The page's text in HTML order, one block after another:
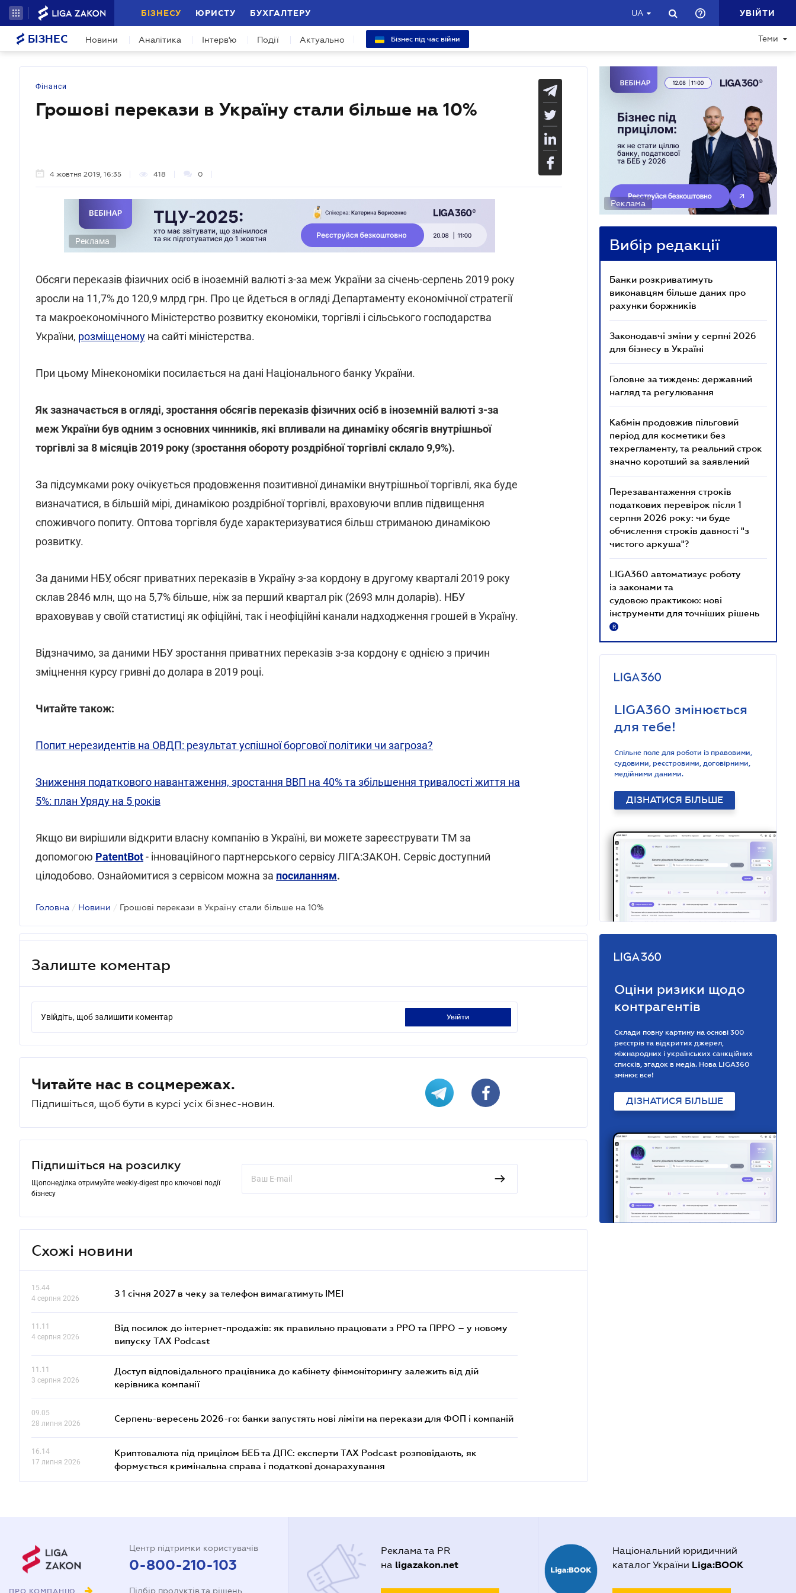
БІЗНЕСУ ЮРИСТУ БУХГАЛТЕРУ UA УВІЙТИ
БІЗНЕС Новини Аналітика Інтерв'ю Події Актуально Бізнес під час війни Теми
Фінанси
Грошові перекази в Україну стали більше на 10%
4 жовтня 2019, 16:35 418 0
Реклама
Обсяги переказів фізичних осіб в іноземній валюті з-за меж України за січень-серпень 2019 року
зросли на 11,7% до 120,9 млрд грн. Про це йдеться в огляді Департаменту економічної стратегії
та макроекономічного Міністерство розвитку економіки, торгівлі і сільського господарства
України, розміщеному на сайті міністерства.
При цьому Мінекономіки посилається на дані Національного банку України.
Як зазначається в огляді, зростання обсягів переказів фізичних осіб в іноземній валюті з-за
меж України був одним з основних чинників, які впливали на динаміку обсягів внутрішньої
торгівлі за 8 місяців 2019 року (зростання обороту роздрібної торгівлі склало 9,9%).
За підсумками року очікується продовження позитивної динаміки внутрішньої торгівлі, яка буде
визначатися, в більшій мірі, динамікою роздрібної торгівлі, враховуючи вплив підвищення
споживчого попиту. Оптова торгівля буде характеризуватися більш стриманою динамікою
розвитку.
За даними НБУ, обсяг приватних переказів в Україну з-за кордону в другому кварталі 2019 року
склав 2846 млн, що на 5,7% більше, ніж за перший квартал рік (2693 млн доларів). НБУ
враховував у своїй статистиці як офіційні, так і неофіційні канали надходження грошей в Україну.
Відзначимо, за даними НБУ зростання приватних переказів з-за кордону є однією з причин
зміцнення курсу гривні до долара в 2019 році.
Читайте також:
Попит нерезидентів на ОВДП: результат успішної боргової політики чи загроза?
Зниження податкового навантаження, зростання ВВП на 40% та збільшення тривалості життя на
5%: план Уряду на 5 років
Якщо ви вирішили відкрити власну компанію в Україні, ви можете зареєструвати ТМ за
допомогою PatentBot- інноваційного партнерського сервісу ЛІГА:ЗАКОН. Сервіс доступний
цілодобово. Ознайомитися з сервісом можна за посиланням.
Головна / Новини / Грошові перекази в Україну стали більше на 10%
Залиште коментар
Увійдіть, щоб залишити коментар увійти
Читайте нас в соцмережах.
Підпишіться, щоб бути в курсі усіх бізнес-новин.
Підпишіться на розсилку
Щопонеділка отримуйте weekly-digest про ключові події
бізнесу
Схожі новини
15.44
4 серпня 2026
З 1 січня 2027 в чеку за телефон вимагатимуть IMEI
11.11
4 серпня 2026
Від посилок до інтернет-продажів: як правильно працювати з РРО та ПРРО – у новому
випуску TAX Podcast
11.11
3 серпня 2026
Доступ відповідального працівника до кабінету фінмоніторингу залежить від дій
керівника компанії
09.05
28 липня 2026
Серпень-вересень 2026-го: банки запустять нові ліміти на перекази для ФОП і компаній
16.14
17 липня 2026
Криптовалюта під прицілом БЕБ та ДПС: експерти TAX Podcast розповідають, як
формується кримінальна справа і податкові донарахування
Реклама
Вибір редакції
Банки розкриватимуть
виконавцям більше даних про
рахунки боржників
Законодавчі зміни у серпні 2026
для бізнесу в Україні
Головне за тиждень: державний
нагляд та регулювання
Кабмін продовжив пільговий
період для косметики без
техрегламенту, та реальний строк
значно коротший за заявлений
Перезавантаження строків
податкових перевірок після 1
серпня 2026 року: чи буде
обчислення строків давності "з
чистого аркуша"?
LIGA360 автоматизує роботу
із законами та
судовою практикою: нові
інструменти для точніших рішень
R
LIGA360 змінюється
для тебе!
Спільне поле для роботи із правовими,
судовими, реєстровими, договірними,
медійними даними.
ДІЗНАТИСЯ БІЛЬШЕ
Оціни ризики щодо
контрагентів
Склади повну картину на основі 300
реєстрів та відкритих джерел,
міжнародних і українських санкційних
списків, згадок в медіа. Нова LIGA360
змінює все!
ДІЗНАТИСЯ БІЛЬШЕ
ПРО КОМПАНІЮ
Центр підтримки користувачів
0-800-210-103
Підбір продуктів та рішень
Реклама та PR
на ligazakon.net
Національний юридичний
каталог України Liga:BOOK